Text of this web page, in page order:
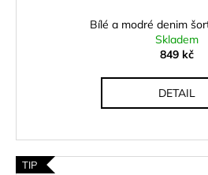
Bílé a modré denim
Skladem
849 kč
DETAIL
TIP